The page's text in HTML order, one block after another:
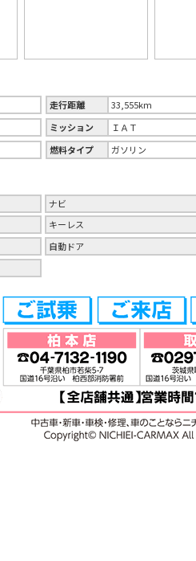
走行距離
33,555km
ミッション
ＩＡＴ
燃料タイプ ガソリン
ナビ
キーレス
自動ドア